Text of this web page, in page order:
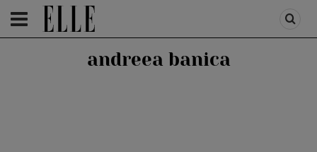
HOMEPAGE /PEOPLE
andreea banica